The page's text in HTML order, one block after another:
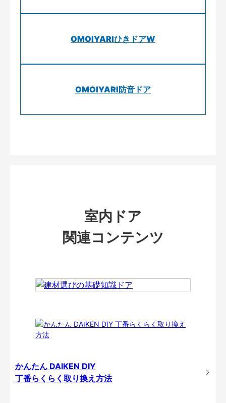
OMOIYARIひきドアW
OMOIYARI防音ドア
室内ドア
関連コンテンツ
かんたん DAIKEN DIY
丁番らくらく取り換え方法